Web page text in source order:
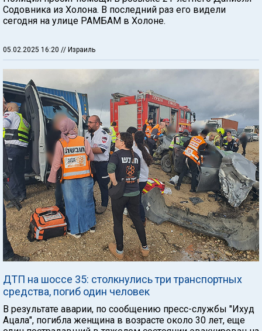
Содовника из Холона. В последний раз его видели
сегодня на улице РАМБАМ в Холоне.
05.02.2025 16:20 // Израиль
ДТП на шоссе 35: столкнулись три транспортных
средства, погиб один человек
В результате аварии, по сообщению пресс-службы "Ихуд
Ацала", погибла женщина в возрасте около 30 лет, еще